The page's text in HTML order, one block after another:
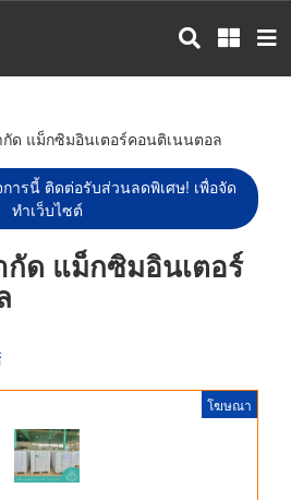
ด แม็กซิมอินเตอร์คอนติเนนตอล
ารนี้ ติดต่อรับส่วนลดพิเศษ! เพื่อจัด
ทำเว็บไซต์
ด แม็กซิมอินเตอร์
โฆษณา